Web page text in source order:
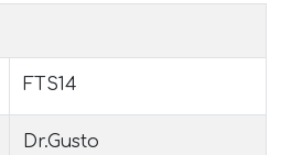
FTS14
Dr.Gusto